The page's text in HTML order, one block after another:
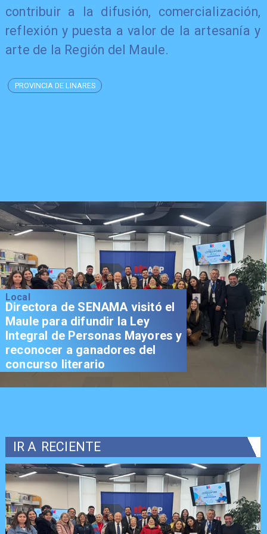
contribuir a la difusión, comercialización,
reflexión y puesta a valor de la artesanía y
arte de la Región del Maule.
PROVINCIA DE LINARES
Local
Directora de SENAMA visitó el
Maule para difundir la Ley
Integral de Personas Mayores y
reconocer a ganadores del
concurso literario
IR A RECIENTE